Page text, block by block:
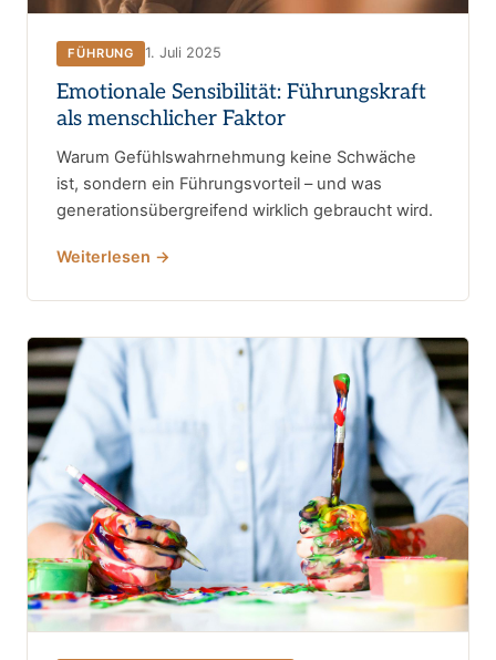
FÜHRUNG 1. Juli 2025
Emotionale Sensibilität: Führungskraft
als menschlicher Faktor
Warum Gefühlswahrnehmung keine Schwäche
ist, sondern ein Führungsvorteil – und was
generationsübergreifend wirklich gebraucht wird.
Weiterlesen →